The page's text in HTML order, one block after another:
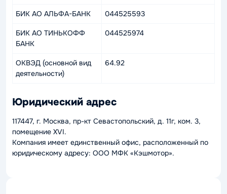
БИК АО АЛЬФА-БАНК 044525593
БИК АО ТИНЬКОФФ
БАНК
044525974
ОКВЭД (основной вид
деятельности)
64.92
Юридический адрес
117447, г. Москва, пр-кт Севастопольский, д. 11г, ком. 3,
помещение XVI.
Компания имеет единственный офис, расположенный по
юридическому адресу: ООО МФК «Кэшмотор».